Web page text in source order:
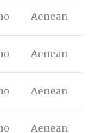
Aenean
Aenean
Aenean
Aenean